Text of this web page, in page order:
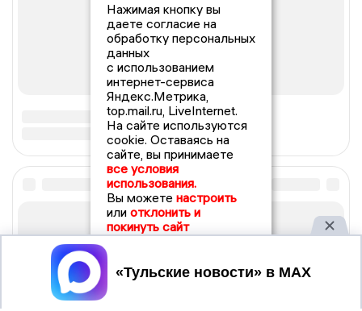
Нажимая кнопку вы
даете согласие на
обработку персональных
данных
с использованием
интернет-сервиса
Яндекс.Метрика,
top.mail.ru, LiveInternet.
На сайте используются
cookie. Оставаясь на
сайте, вы принимаете
все условия
использования.
Вы можете настроить
или отклонить и
покинуть сайт
Принять